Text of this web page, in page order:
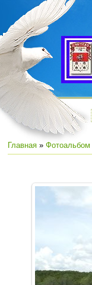
Главная » Фотоальбом